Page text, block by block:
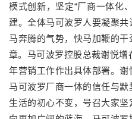
模式创新，坚定“厂商一体化
建。全体马可波罗人要凝聚
马奔腾的气势，快马加鞭的
章。马可波罗控股总裁谢悦增
年营销工作作出具体部署。谢
马可波罗厂商一体的信任与
生活的初心不变，号召大家